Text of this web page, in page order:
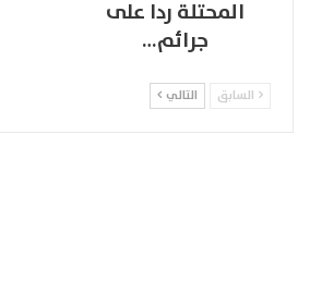
المحتلة ردا على
جرائم…
السابق التالي